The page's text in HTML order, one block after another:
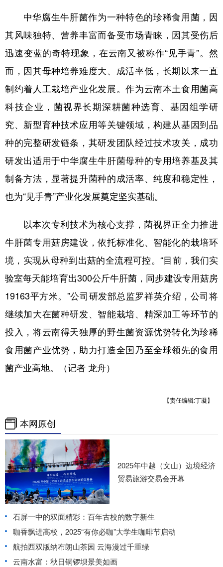
中华腐生牛肝菌作为一种特色的珍稀食用菌，因
其风味独特、营养丰富而备受市场青睐，因其受伤后
迅速变蓝的奇特现象，在云南又被称作“见手青”。然
而，因其母种培养难度大、成活率低，长期以来一直
制约着人工栽培产业化发展。作为云南本土食用菌高
科技企业，菌视界长期深耕菌种选育、基因组学研
究、新型育种技术应用等关键领域，构建从基因到品
种的完整研发链条，其研发团队经过技术攻关，成功
研发出适用于中华腐生牛肝菌母种的专用培养基及其
制备方法，显著提升菌种的成活率、纯度和稳定性，
也为“见手青”产业化发展奠定坚实基础。
以本次专利技术为核心支撑，菌视界正全力推进
牛肝菌专用菇房建设，依托标准化、智能化的栽培环
境，实现从母种到出菇的全流程可控。“目前，我们实
验室每天能培育出300公斤牛肝菌，同步建设专用菇房
19163平方米。”公司研发部总监罗祥英介绍，公司将
继续加大在菌种研发、智能栽培、精深加工等环节的
投入，将云南得天独厚的野生菌资源优势转化为珍稀
食用菌产业优势，助力打造全国乃至全球领先的食用
菌产业高地。（记者 龙舟）
【责任编辑:丁凝】
本网原创
2025年中越（文山）边境经济
贸易旅游交易会开幕
石屏一中的双面精彩：百年古校的数字新生
咖香飘进高校，2025“有你必咖”大学生咖啡节启动
航拍西双版纳布朗山茶园 云海漫过千重绿
云南水富：秋日铜锣坝景美如画